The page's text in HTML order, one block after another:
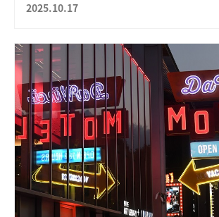
2025.10.17